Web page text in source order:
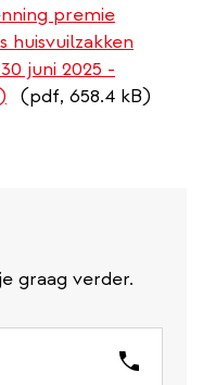
premie
huisvuilzakken
juni 2025 -
(pdf, 658.4 kB)
graag verder.